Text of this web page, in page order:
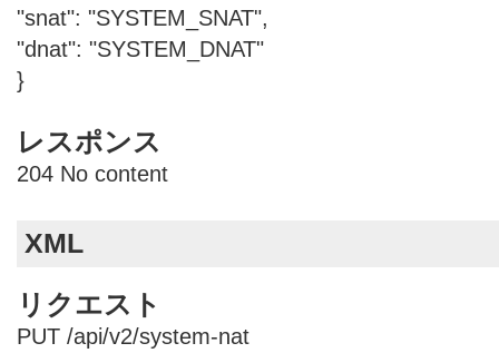
"snat": "SYSTEM_SNAT",
"dnat": "SYSTEM_DNAT"
}
レスポンス
204 No content
XML
リクエスト
PUT /api/v2/system-nat